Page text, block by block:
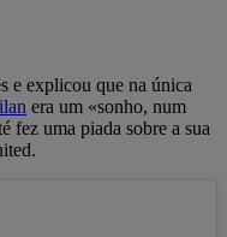
e explicou que na única
era um «sonho, num
fez uma piada sobre a sua